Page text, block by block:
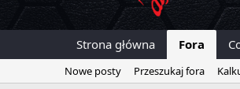
Strona główna Fora
Nowe posty Przeszukaj fora